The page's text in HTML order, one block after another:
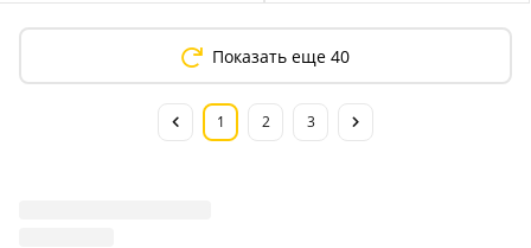
Показать еще 40
1 2 3